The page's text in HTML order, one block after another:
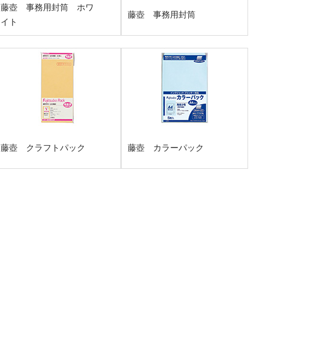
藤壺 事務用封筒 ホワ
イト
藤壺 事務用封筒
藤壺 クラフトパック 藤壺 カラーパック